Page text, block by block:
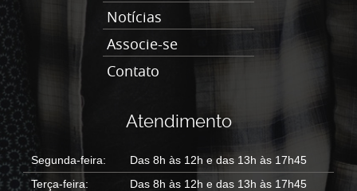
Notícias
Associe-se
Contato
Atendimento
Segunda-feira:
Das 8h às 12h e das 13h às 17h45
Terça-feira:
Das 8h às 12h e das 13h às 17h45